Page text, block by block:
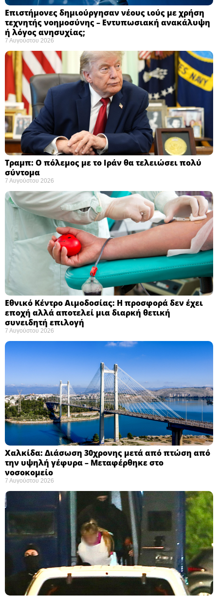
Επιστήμονες δημιούργησαν νέους ιούς με χρήση
τεχνητής νοημοσύνης – Εντυπωσιακή ανακάλυψη
ή λόγος ανησυχίας; ​
7 Αυγούστου 2026
Τραμπ: Ο πόλεμος με το Ιράν θα τελειώσει πολύ
σύντομα ​
7 Αυγούστου 2026
Εθνικό Κέντρο Αιμοδοσίας: H προσφορά δεν έχει
εποχή αλλά αποτελεί μια διαρκή θετική
συνειδητή επιλογή ​
7 Αυγούστου 2026
Χαλκίδα: Διάσωση 30χρονης μετά από πτώση από
την υψηλή γέφυρα – Μεταφέρθηκε στο
νοσοκομείο ​
7 Αυγούστου 2026